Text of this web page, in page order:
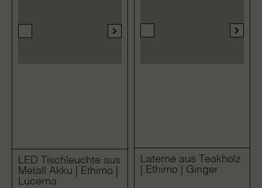
LED Tischleuchte aus
Metall Akku | Ethimo |
Lucerna
Laterne aus Teakholz
| Ethimo | Ginger